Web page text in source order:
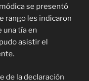
se presentó
rango les indicaron
una tía en
asistir el
de la declaración